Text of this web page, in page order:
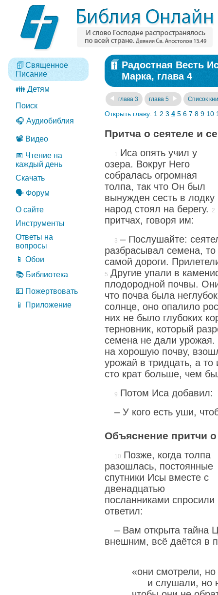
Священное
Писание
👪 Детям
Поиск
🎧 Аудиобиблия
📽️ Видео
📅 Чтение на
каждый день
Скачать
🗣️ Форум
О сайте
Инструменты
Ответы на
вопросы
📱 Обои
📚 Библиотека
💵 Пожертвовать
📱 Приложение
Радостная Весть
Марка, глава 4
глава 3 глава 5 Список
Открыть главу: 1 2 3 4 5 6 7 8 9 10
Притча о сеятеле и
Иса опять учил у
озера. Вокруг Него
собралась огромная
толпа, так что Он был
вынужден сесть в
народ стоял на берегу.
притчах, говоря им:
– Послушайте:
разбрасывал семена,
самой дороги.
Другие упали в
плодородной почвы.
что почва была
солнце, оно опалило
них не было глубоких
терновник, который
семена не дали урожая.
на хорошую почву,
урожай в тридцать, а
сто крат больше, чем
Потом Иса добавил:
– У кого есть уши,
Объяснение притчи
Позже, когда толпа
разошлась, постоянные
спутники Исы вместе с
двенадцатью
посланниками спросили
ответил:
– Вам открыта тайна
внешним, всё даётся в
«они смотрели,
и слушали, но